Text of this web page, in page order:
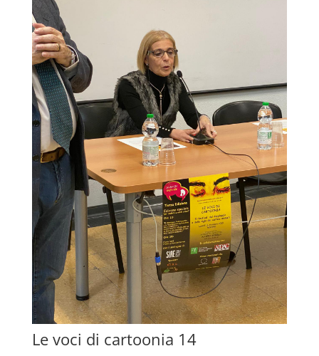
Le voci di cartoonia 14